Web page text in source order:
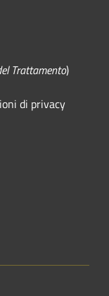
Trattamento)
di privacy